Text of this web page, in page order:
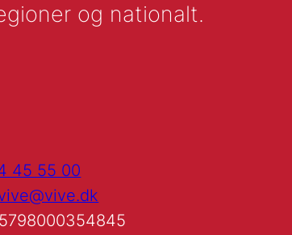
og nationalt.
45 55 00